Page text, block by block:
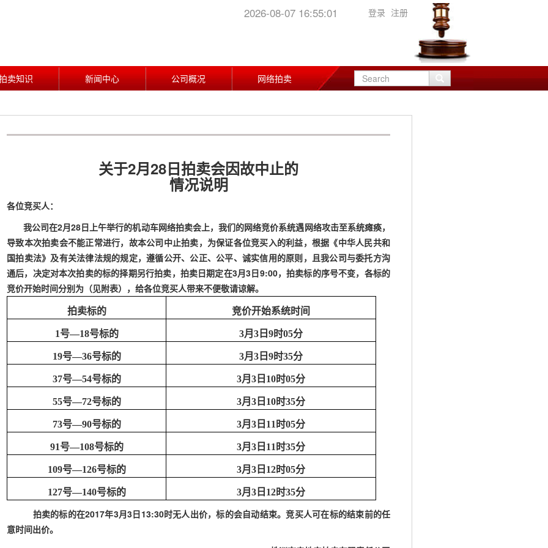
登录 注册
2026-08-07 16:55:01
卖知识 新闻中心 公司概况 网络拍卖
关于2月28日拍卖会因故中止的
情况说明
各位竞买人：
我公司在2月28日上午举行的机动车网络拍卖会上，我们的网络竞价系统遇网络攻击至系统瘫痪，
导致本次拍卖会不能正常进行，故本公司中止拍卖，为保证各位竞买入的利益，根据《中华人民共和
国拍卖法》及有关法律法规的规定，遵循公开、公正、公平、诚实信用的原则，且我公司与委托方沟
通后，决定对本次拍卖的标的择期另行拍卖，拍卖日期定在3月3日9:00，拍卖标的序号不变，各标的
竞价开始时间分别为（见附表），给各位竞买人带来不便敬请谅解。
拍卖标的 竞价开始系统时间
1号—18号标的 3月 3 日9时05分
19号—36号标的 3月 3 日9时35分
37号—54号标的 3月 3 日 10时05分
55号—72号标的 3月 3 日 10时35分
73号—90号标的 3月 3 日 11 时05分
91号—108号标的 3月 3 日 11 时35分
109号—126号标的 3月 3 日 12时05分
127号—140号标的 3月 3 日 12时35分
拍卖的标的在2017年3月3日13:30时无人出价，标的会自动结束。竞买人可在标的结束前的任
意时间出价。